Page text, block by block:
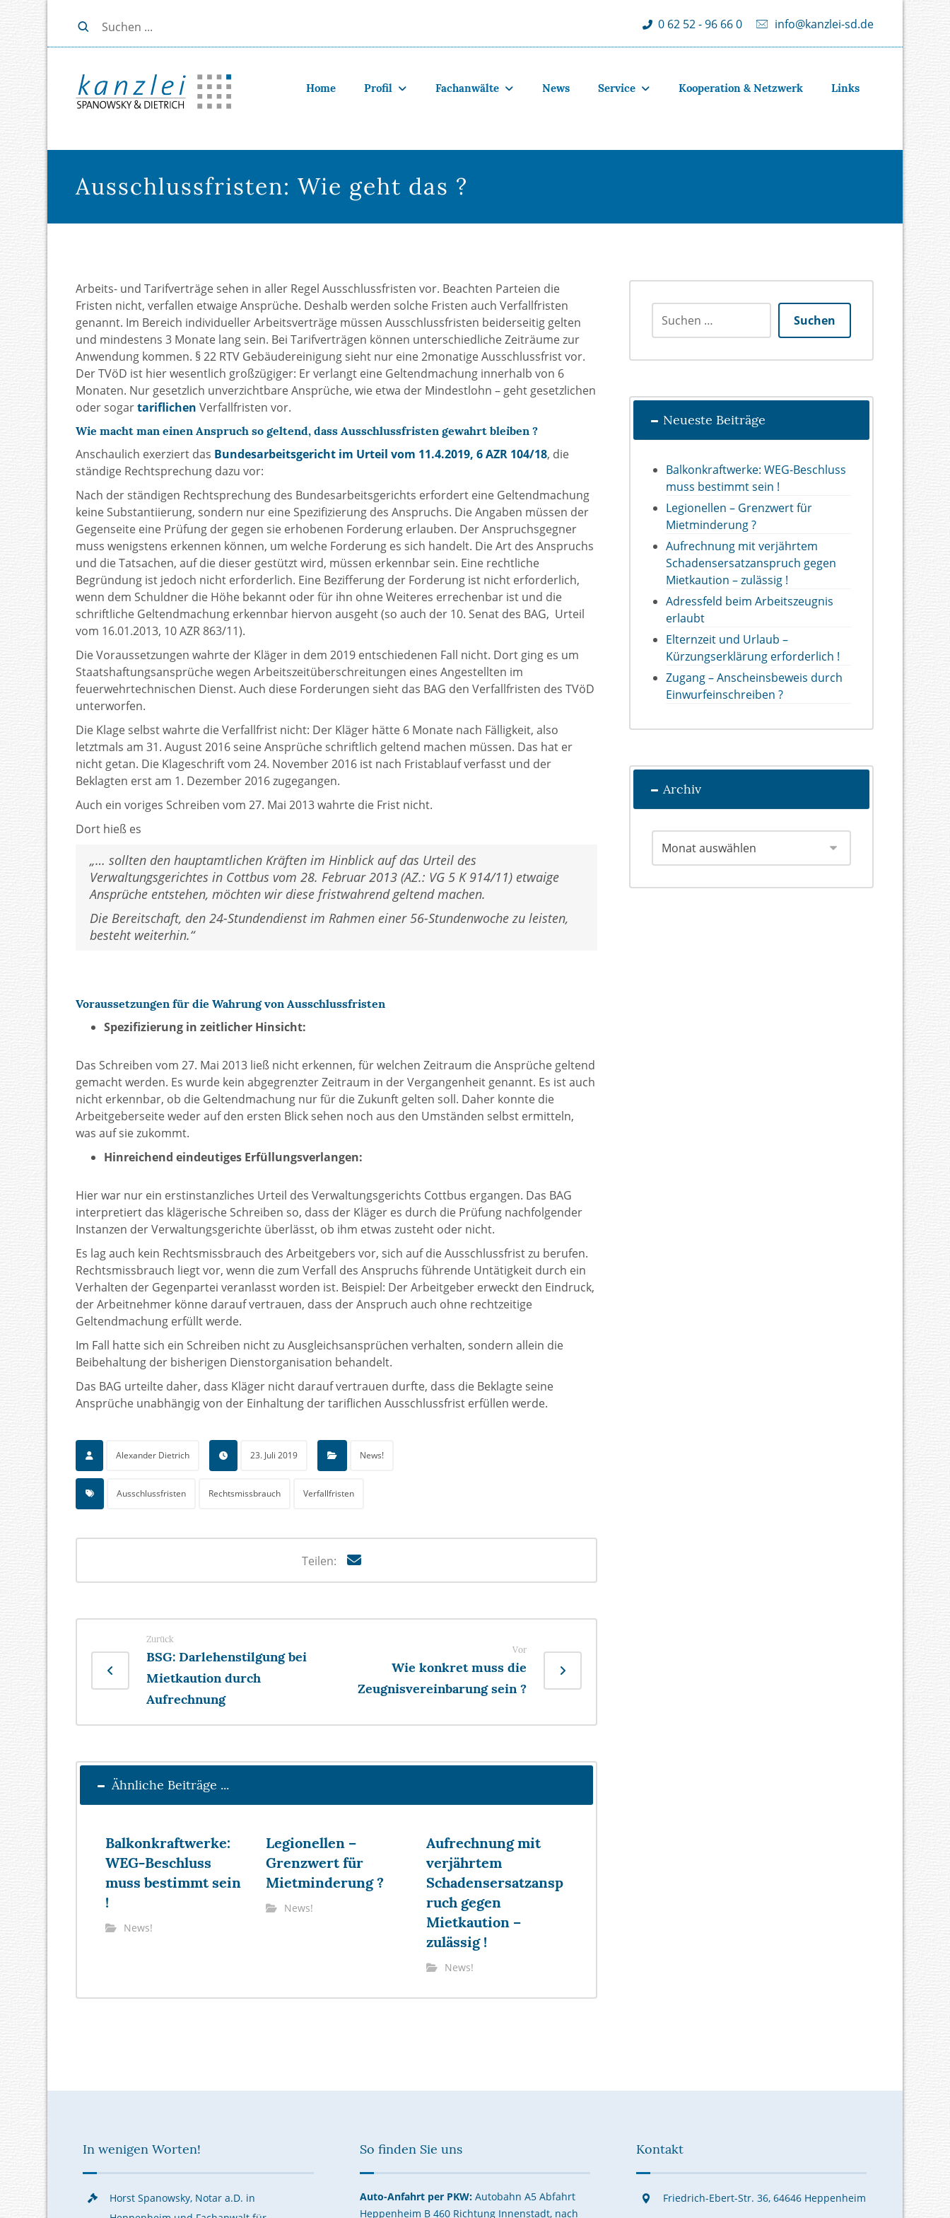
info@kanzlei-sd.de
0 62 52 - 96 66 0
Home Profil Fachanwälte News Service Kooperation & Netzwerk Links
Ausschlussfristen: Wie geht das ?
Arbeits- und Tarifverträge sehen in aller Regel Ausschlussfristen vor. Beachten Parteien die
Fristen nicht, verfallen etwaige Ansprüche. Deshalb werden solche Fristen auch Verfallfristen
genannt. Im Bereich individueller Arbeitsverträge müssen Ausschlussfristen beiderseitig gelten
und mindestens 3 Monate lang sein. Bei Tarifverträgen können unterschiedliche Zeiträume zur
Anwendung kommen. § 22 RTV Gebäudereinigung sieht nur eine 2monatige Ausschlussfrist vor.
Der TVöD ist hier wesentlich großzügiger: Er verlangt eine Geltendmachung innerhalb von 6
Monaten. Nur gesetzlich unverzichtbare Ansprüche, wie etwa der Mindestlohn – geht gesetzlichen
oder sogartariflichen Verfallfristen vor.
Wie macht man einen Anspruch so geltend, dass Ausschlussfristen gewahrt bleiben ?
Anschaulich exerziert das Bundesarbeitsgericht im Urteil vom 11.4.2019, 6 AZR 104/18, die
ständige Rechtsprechung dazu vor:
Nach der ständigen Rechtsprechung des Bundesarbeitsgerichts erfordert eine Geltendmachung
keine Substantiierung, sondern nur eine Spezifizierung des Anspruchs. Die Angaben müssen der
Gegenseite eine Prüfung der gegen sie erhobenen Forderung erlauben. Der Anspruchsgegner
muss wenigstens erkennen können, um welche Forderung es sich handelt. Die Art des Anspruchs
und die Tatsachen, auf die dieser gestützt wird, müssen erkennbar sein. Eine rechtliche
Begründung ist jedoch nicht erforderlich. Eine Bezifferung der Forderung ist nicht erforderlich,
wenn dem Schuldner die Höhe bekannt oder für ihn ohne Weiteres errechenbar ist und die
schriftliche Geltendmachung erkennbar hiervon ausgeht (so auch der 10. Senat des BAG, Urteil
vom 16.01.2013, 10 AZR 863/11).
Die Voraussetzungen wahrte der Kläger in dem 2019 entschiedenen Fall nicht. Dort ging es um
Staatshaftungsansprüche wegen Arbeitszeitüberschreitungen eines Angestellten im
feuerwehrtechnischen Dienst. Auch diese Forderungen sieht das BAG den Verfallfristen des TVöD
unterworfen.
Die Klage selbst wahrte die Verfallfrist nicht: Der Kläger hätte 6 Monate nach Fälligkeit, also
letztmals am 31. August 2016 seine Ansprüche schriftlich geltend machen müssen. Das hat er
nicht getan. Die Klageschrift vom 24. November 2016 ist nach Fristablauf verfasst und der
Beklagten erst am 1. Dezember 2016 zugegangen.
Auch ein voriges Schreiben vom 27. Mai 2013 wahrte die Frist nicht.
Dort hieß es
„… sollten den hauptamtlichen Kräften im Hinblick auf das Urteil des
Verwaltungsgerichtes in Cottbus vom 28. Februar 2013 (AZ.: VG 5 K 914/11) etwaige
Ansprüche entstehen, möchten wir diese fristwahrend geltend machen.
Die Bereitschaft, den 24-Stundendienst im Rahmen einer 56-Stundenwoche zu leisten,
besteht weiterhin.“
Voraussetzungen für die Wahrung von Ausschlussfristen
Spezifizierung in zeitlicher Hinsicht:
Das Schreiben vom 27. Mai 2013 ließ nicht erkennen, für welchen Zeitraum die Ansprüche geltend
gemacht werden. Es wurde kein abgegrenzter Zeitraum in der Vergangenheit genannt. Es ist auch
nicht erkennbar, ob die Geltendmachung nur für die Zukunft gelten soll. Daher konnte die
Arbeitgeberseite weder auf den ersten Blick sehen noch aus den Umständen selbst ermitteln,
was auf sie zukommt.
Hinreichend eindeutiges Erfüllungsverlangen:
Hier war nur ein erstinstanzliches Urteil des Verwaltungsgerichts Cottbus ergangen. Das BAG
interpretiert das klägerische Schreiben so, dass der Kläger es durch die Prüfung nachfolgender
Instanzen der Verwaltungsgerichte überlässt, ob ihm etwas zusteht oder nicht.
Es lag auch kein Rechtsmissbrauch des Arbeitgebers vor, sich auf die Ausschlussfrist zu berufen.
Rechtsmissbrauch liegt vor, wenn die zum Verfall des Anspruchs führende Untätigkeit durch ein
Verhalten der Gegenpartei veranlasst worden ist. Beispiel: Der Arbeitgeber erweckt den Eindruck,
der Arbeitnehmer könne darauf vertrauen, dass der Anspruch auch ohne rechtzeitige
Geltendmachung erfüllt werde.
Im Fall hatte sich ein Schreiben nicht zu Ausgleichsansprüchen verhalten, sondern allein die
Beibehaltung der bisherigen Dienstorganisation behandelt.
Das BAG urteilte daher, dass Kläger nicht darauf vertrauen durfte, dass die Beklagte seine
Ansprüche unabhängig von der Einhaltung der tariflichen Ausschlussfrist erfüllen werde.
Alexander Dietrich 23. Juli 2019 News!
Ausschlussfristen Rechtsmissbrauch Verfallfristen
Zurück
BSG: Darlehenstilgung bei
Mietkaution durch
Aufrechnung
Vor
Wie konkret muss die
Zeugnisvereinbarung sein ?
Ähnliche Beiträge ...
Balkonkraftwerke:
WEG-Beschluss
muss bestimmt sein
!
News!
Legionellen –
Grenzwert für
Mietminderung ?
News!
Aufrechnung mit
verjährtem
Schadensersatzansp
ruch gegen
Mietkaution –
zulässig !
News!
Suchen
Neueste Beiträge
Balkonkraftwerke: WEG-Beschluss
muss bestimmt sein !
Legionellen – Grenzwert für
Mietminderung ?
Aufrechnung mit verjährtem
Schadensersatzanspruch gegen
Mietkaution – zulässig !
Adressfeld beim Arbeitszeugnis
erlaubt
Elternzeit und Urlaub –
Kürzungserklärung erforderlich !
Zugang – Anscheinsbeweis durch
Einwurfeinschreiben ?
Archiv
In wenigen Worten!
Horst Spanowsky, Notar a.D. in
So finden Sie uns
Auto-Anfahrt per PKW:Autobahn A5 Abfahrt
Heppenheim B 460 Richtung Innenstadt, nach
Kontakt
Friedrich-Ebert-Str. 36, 64646 Heppenheim